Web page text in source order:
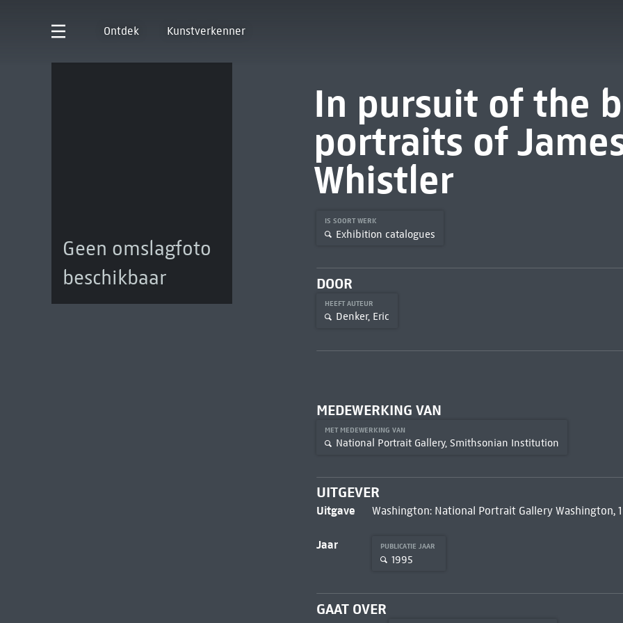
Ontdek Kunstverkenner
Geen omslagfoto
beschikbaar
In pursuit of the
portraits of
Whistler
IS SOORT WERK
Exhibition catalogues
DOOR
HEEFT AUTEUR
Denker, Eric
MEDEWERKING VAN
MET MEDEWERKING VAN
National Portrait Gallery, Smithsonian Institution
UITGEVER
Uitgave Washington: National Portrait Gallery Washington,
Jaar PUBLICATIE JAAR
1995
GAAT OVER